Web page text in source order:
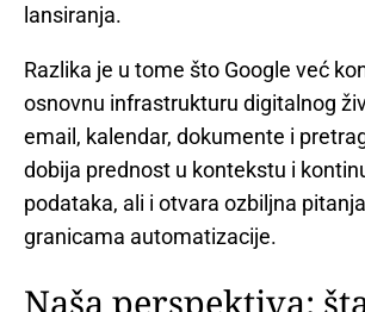
lansiranja.
Razlika je u tome što Google već
osnovnu infrastrukturu digitalnog
email, kalendar, dokumente i
dobija prednost u kontekstu i
podataka, ali i otvara ozbiljna
granicama automatizacije.
Naša perspektiva: